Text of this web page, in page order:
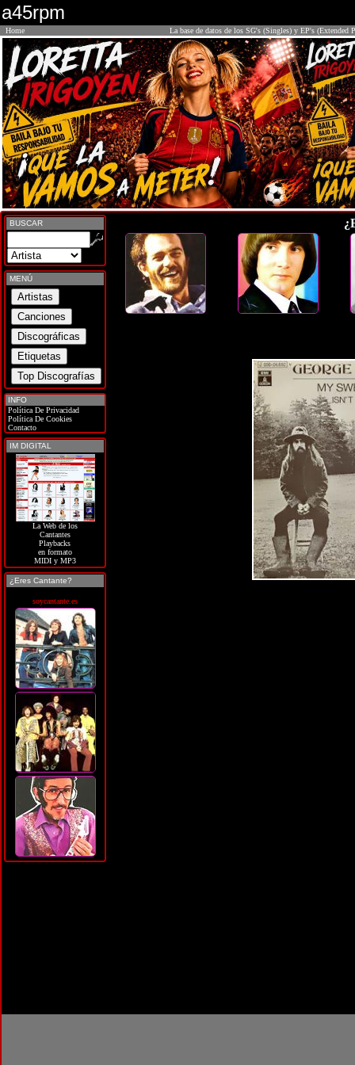
a45rpm
Home La base de datos de los SG's (Singles) y EP's (Extended
BUSCAR
MENÚ
INFO
Política De Privacidad
Política De Cookies
Contacto
IM DIGITAL
La Web de los
Cantantes
Playbacks
en formato
MIDI y MP3
¿Eres Cantante?
soycantante.es